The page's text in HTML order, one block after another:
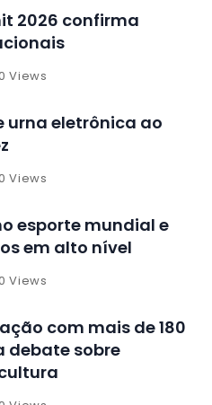
2026 confirma
Views
urna eletrônica ao
Views
esporte mundial e
em alto nível
Views
com mais de 180
debate sobre